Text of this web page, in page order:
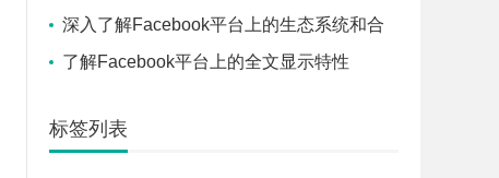
影响力
深入了解Facebook平台上的生态系统和合
作伙伴关系
了解Facebook平台上的全文显示特性
标签列表